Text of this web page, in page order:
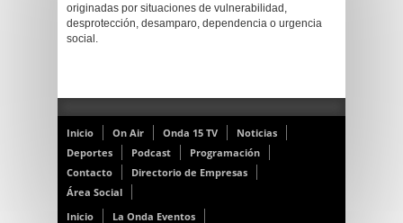
originadas por situaciones de vulnerabilidad,
desprotección, desamparo, dependencia o urgencia
social.
Inicio On Air Onda 15 TV
Noticias
Deportes
Podcast
Programación
Contacto
Directorio de Empresas
Área Social
Inicio
La Onda Eventos